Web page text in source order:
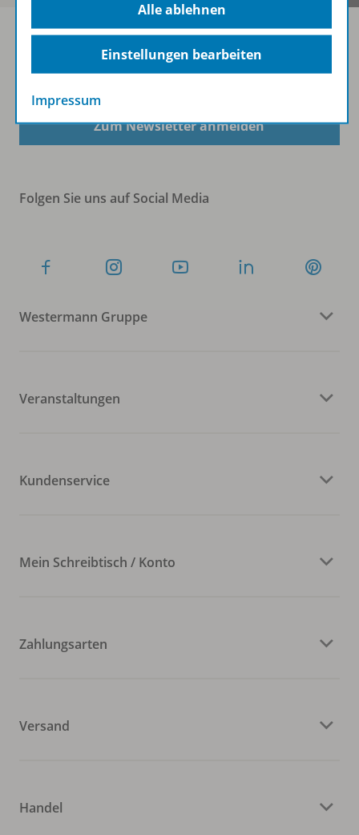
Sofort profitieren
Zum Newsletter anmelden
Folgen Sie uns auf Social Media
Westermann Gruppe
Veranstaltungen
Kundenservice
Mein Schreibtisch / Konto
Zahlungsarten
Versand
Handel
Alle ablehnen
Einstellungen bearbeiten
Impressum